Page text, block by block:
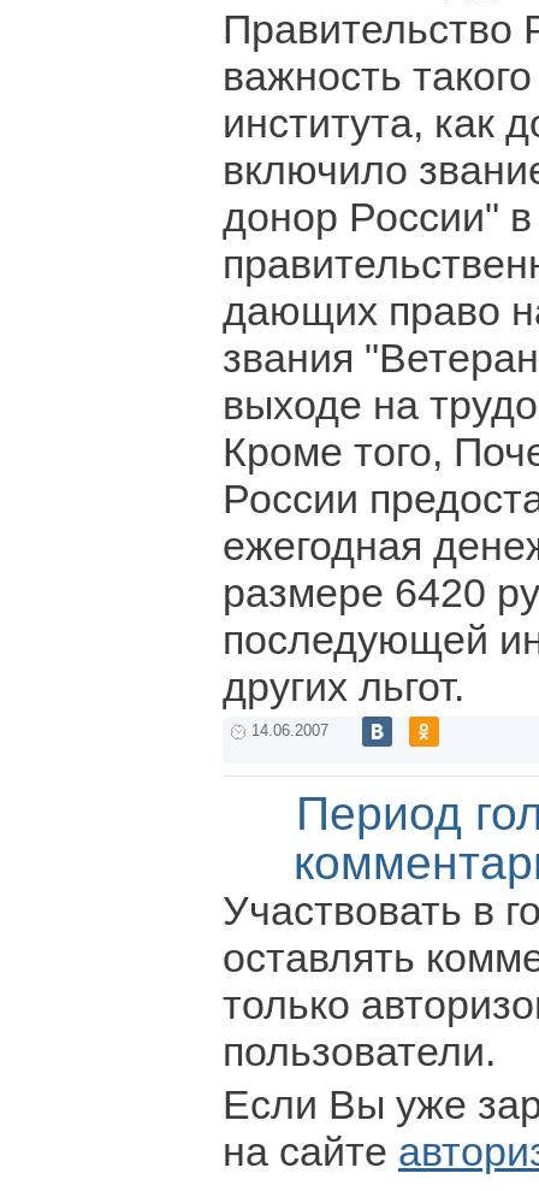
Правительство
важность
института, как
включило
донор России"
дающих право
звания
выходе на
Кроме того,
России
ежегодная
размере 6420
последующей
других льгот.
14.06.2007
Период
Участвовать в
оставлять
только
пользователи.
Если Вы уже
на сайте